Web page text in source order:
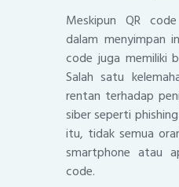
Meskipun QR
dalam menyimpan
code juga memiliki
Salah satu
rentan terhadap
siber seperti
itu, tidak semua
smartphone atau
code.